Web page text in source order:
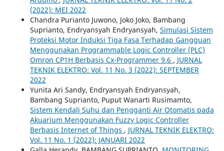
(2022): MEI 2022
Chandra Purianto Juwono, Joko Joko, Bambang
Suprianto, Endryansyah Endryansyah, Simulasi Sistem
Proteksi Motor Induksi Tiga Fasa Terhadap Gangguan
Menggunakan Programmable Logic Controller (PLC)
Omron CP1H Berbasis Cx-Programmer 9.6 , JURNAL
TEKNIK ELEKTRO: Vol. 11 No. 3 (2022): SEPTEMBER
2022
Yunita Ari Sandy, Endryansyah Endryansyah,
Bambang Suprianto, Puput Wanarti Rusimamto,
Sistem Kendali Suhu dan Pengganti Air Otomatis pada
Akuarium Menggunakan Fuzzy Logic Controller
Berbasis Internet of Things , JURNAL TEKNIK ELEKTRO:
Vol. 11 No. 1 (2022): JANUARI 2022